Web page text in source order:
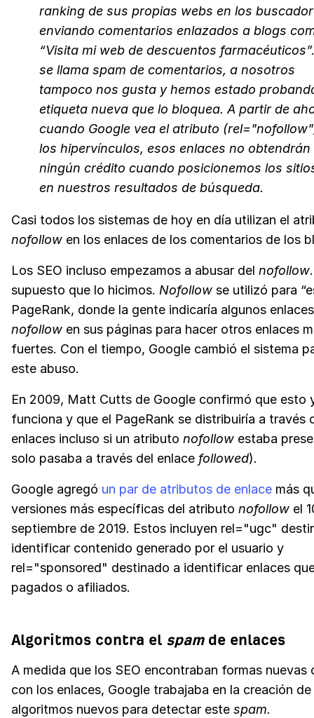
ranking de sus propias webs en los
enviando comentarios enlazados a blogs
“Visita mi web de descuentos
se llama spam de comentarios, a nosotros
tampoco nos gusta y hemos estado
etiqueta nueva que lo bloquea. A partir de
cuando Google vea el atributo
los hipervínculos, esos enlaces no obtendrán
ningún crédito cuando posicionemos los
en nuestros resultados de búsqueda.
Casi todos los sistemas de hoy en día utilizan el
nofollow en los enlaces de los comentarios de los
Los SEO incluso empezamos a abusar del nofollow
supuesto que lo hicimos. Nofollow se utilizó para
PageRank, donde la gente indicaría algunos
nofollow en sus páginas para hacer otros enlaces
fuertes. Con el tiempo, Google cambió el sistema
este abuso.
En 2009, Matt Cutts de Google confirmó que esto
funciona y que el PageRank se distribuiría a través
enlaces incluso si un atributo nofollow estaba
solo pasaba a través del enlace followed).
Google agregó un par de atributos de enlace más
versiones más específicas del atributo nofollow el
septiembre de 2019. Estos incluyen rel="ugc"
identificar contenido generado por el usuario y
rel="sponsored" destinado a identificar enlaces
pagados o afiliados.
Algoritmos contra el spamde enlaces
A medida que los SEO encontraban formas nuevas
con los enlaces, Google trabajaba en la creación de
algoritmos nuevos para detectar este spam.